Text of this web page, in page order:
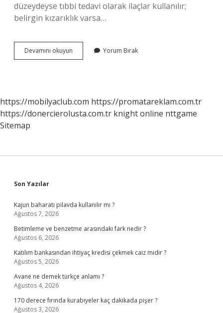
düzeydeyse tıbbi tedavi olarak ilaçlar kullanılır;
belirgin kızarıklık varsa…
Devamını okuyun Kızarıklara
Hangi
Yorum Bırak
https://mobilyaclub.com https://promatareklam.com.tr
https://donercierolusta.com.tr knight online nttgame
Sitemap
Sidebar
Son Yazılar
Kajun baharatı pilavda kullanılır mı ?
Ağustos 7, 2026
Betimleme ve benzetme arasındaki fark nedir ?
Ağustos 6, 2026
Katılım bankasından ihtiyaç kredisi çekmek caiz midir ?
Ağustos 5, 2026
Avane ne demek türkçe anlamı ?
Ağustos 4, 2026
170 derece fırında kurabiyeler kaç dakikada pişer ?
Ağustos 3, 2026